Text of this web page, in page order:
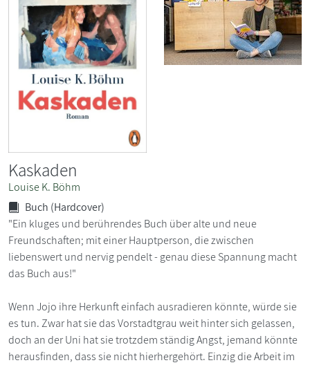
Kaskaden
Louise K. Böhm
Buch (Hardcover)
"Ein kluges und berührendes Buch über alte und neue
Freundschaften; mit einer Hauptperson, die zwischen
liebenswert und nervig pendelt - genau diese Spannung macht
das Buch aus!"
Wenn Jojo ihre Herkunft einfach ausradieren könnte, würde sie
es tun. Zwar hat sie das Vorstadtgrau weit hinter sich gelassen,
doch an der Uni hat sie trotzdem ständig Angst, jemand könnte
herausfinden, dass sie nicht hierhergehört. Einzig die Arbeit im